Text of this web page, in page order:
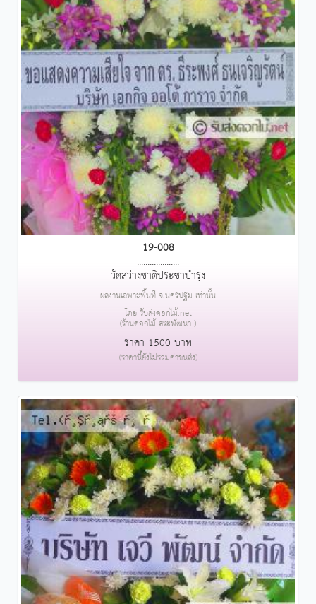
19-008
....................
วัดสว่างชาติประชาบำรุง
ผลงานเฉพาะพื้นที่ จ.นครปฐม เท่านั้น
โดย รับส่งดอกไม้.net
(ร้านดอกไม้ สระพัฒนา )
ราคา 1500 บาท
(ราคานี้ยังไม่รวมค่าขนส่ง)